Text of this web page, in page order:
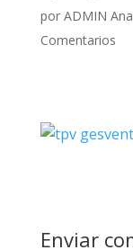
por ADMIN
Comentarios
Enviar